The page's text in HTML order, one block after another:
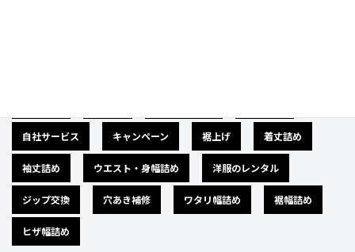
自社サービス キャンペーン 裾上げ 着丈詰め
袖丈詰め ウエスト・身幅詰め 洋服のレンタル
ジップ交換 穴あき補修 ワタリ幅詰め 裾幅詰め
ヒザ幅詰め